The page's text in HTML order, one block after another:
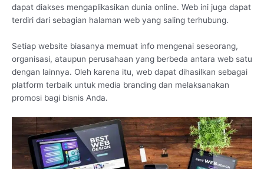
dapat diakses mengaplikasikan dunia online. Web ini juga dapat
terdiri dari sebagian halaman web yang saling terhubung.
Setiap website biasanya memuat info mengenai seseorang,
organisasi, ataupun perusahaan yang berbeda antara web satu
dengan lainnya. Oleh karena itu, web dapat dihasilkan sebagai
platform terbaik untuk media branding dan melaksanakan
promosi bagi bisnis Anda.